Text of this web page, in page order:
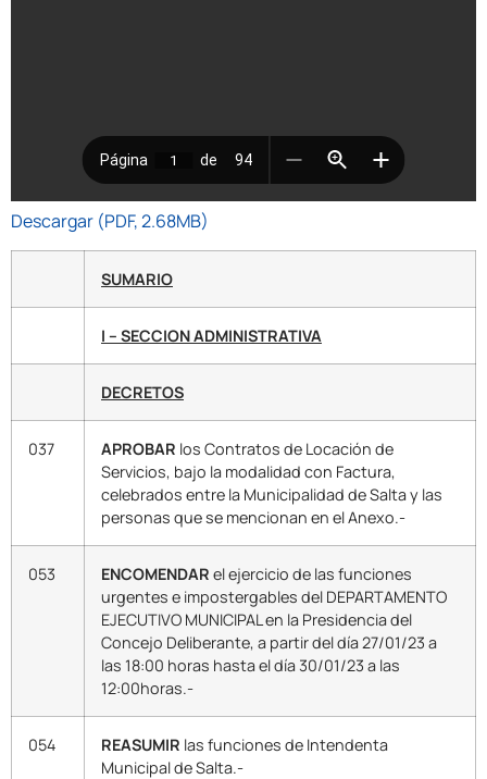
Descargar (PDF, 2.68MB)
SUMARIO
I – SECCION ADMINISTRATIVA
DECRETOS
037 APROBAR los Contratos de Locación de
Servicios, bajo la modalidad con Factura,
celebrados entre la Municipalidad de Salta y las
personas que se mencionan en el Anexo.-
053 ENCOMENDAR el ejercicio de las funciones
urgentes e impostergables del DEPARTAMENTO
EJECUTIVO MUNICIPAL en la Presidencia del
Concejo Deliberante, a partir del día 27/01/23 a
las 18:00 horas hasta el día 30/01/23 a las
12:00horas.-
054 REASUMIR las funciones de Intendenta
Municipal de Salta.-